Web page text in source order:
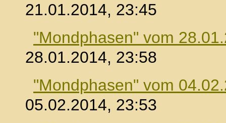
21.01.2014, 23:45
"Mondphasen" vom
28.01.2014, 23:58
"Mondphasen" vom
05.02.2014, 23:53